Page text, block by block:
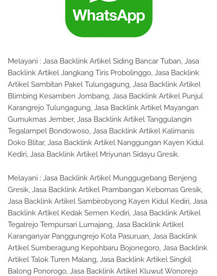
Melayani : Jasa Backlink Artikel Siding Bancar Tuban, Jasa
Backlink Artikel Jangkang Tiris Probolinggo, Jasa Backlink
Artikel Sambitan Pakel Tulungagung, Jasa Backlink Artikel
Blimbing Kesamben Jombang, Jasa Backlink Artikel Punjul
Karangrejo Tulungagung, Jasa Backlink Artikel Mayangan
Gumukmas Jember, Jasa Backlink Artikel Tanggulangin
Tegalampel Bondowoso, Jasa Backlink Artikel Kalimanis
Doko Blitar, Jasa Backlink Artikel Nanggungan Kayen Kidul
Kediri, Jasa Backlink Artikel Mriyunan Sidayu Gresik.
Melayani : Jasa Backlink Artikel Munggugebang Benjeng
Gresik, Jasa Backlink Artikel Prambangan Kebomas Gresik,
Jasa Backlink Artikel Sambirobyong Kayen Kidul Kediri, Jasa
Backlink Artikel Kedak Semen Kediri, Jasa Backlink Artikel
Tegalrejo Tempursari Lumajang, Jasa Backlink Artikel
Karanganyar Panggungrejo Kota Pasuruan, Jasa Backlink
Artikel Sumberagung Kepohbaru Bojonegoro, Jasa Backlink
Artikel Talok Turen Malang, Jasa Backlink Artikel Singkil
Balong Ponorogo, Jasa Backlink Artikel Kluwut Wonorejo